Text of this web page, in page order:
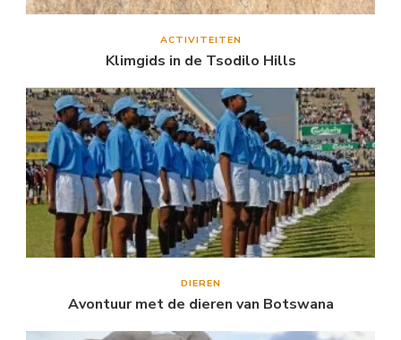
ACTIVITEITEN
Klimgids in de Tsodilo Hills
DIEREN
Avontuur met de dieren van Botswana